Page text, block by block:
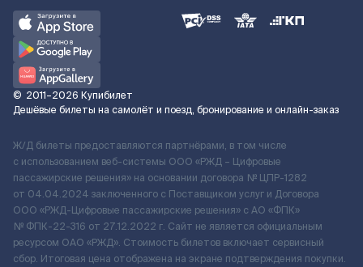
© 2011–2026 Купибилет
Дешёвые билеты на самолёт и поезд, бронирование и онлайн-заказ
Ж/Д билеты предоставляются партнёрами, в том числе
с использованием веб-системы ООО «РЖД – Цифровые
пассажирские решения» на основании договора № ЦПР-1282
от 04.04.2024 заключенного с Поставщиком услуг и Договора
ООО «РЖД-Цифровые пассажирские решения» c АО «ФПК»
№ ФПК-22-316 от 27.12.2022 г. Сайт не является официальным
ресурсом ОАО «РЖД». Стоимость билетов включает сервисный
сбор. Итоговая цена отображена на экране подтверждения покупки.